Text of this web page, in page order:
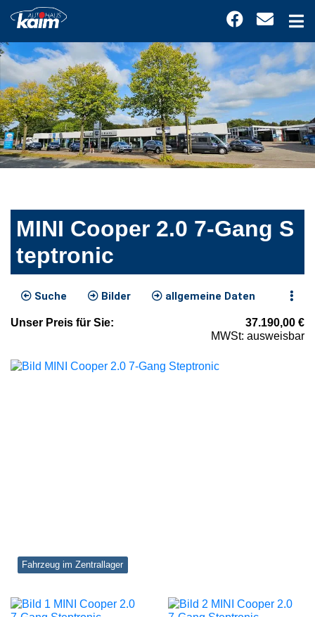
MINI Cooper 2.0 7-Gang S
teptronic
Suche Bilder allgemeine Daten
Unser Preis für Sie: 37.190,00 €
MWSt: ausweisbar
Fahrzeug im Zentrallager